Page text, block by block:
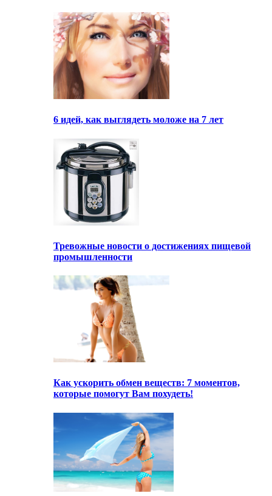
6 идей, как выглядеть моложе на 7 лет
Тревожные новости о достижениях пищевой
промышленности
Как ускорить обмен веществ: 7 моментов,
которые помогут Вам похудеть!